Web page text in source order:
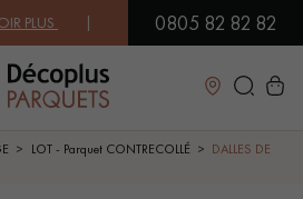
| PROFITEZ DE NOS PETITS PRIX .
0805 82 82 82
Fermer
LOT - Parquet CONTRECOLLÉ
DALLES DE